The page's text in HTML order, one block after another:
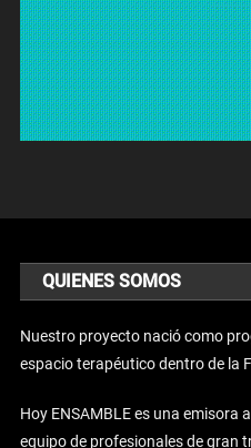
QUIENES SOMOS
Nuestro proyecto nació como
espacio terapéutico dentro de la
Hoy ENSAMBLE es una emisora
equipo de profesionales de gran